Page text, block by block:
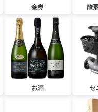
金券 酸
お酒 セ